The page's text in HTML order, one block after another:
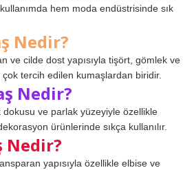
hem moda endüstrisinde sık
Nedir?
ve cilde dost yapısıyla tişört, gömlek ve
tercih edilen kumaşlardan biridir.
Nedir?
ve parlak yüzeyiyle özellikle
ürünlerinde sıkça kullanılır.
Nedir?
yapısıyla özellikle elbise ve